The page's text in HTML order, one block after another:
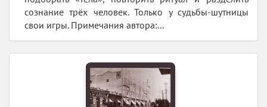
сознание трёх человек. Только у судьбы-шутницы
свои игры. Примечания автора:...